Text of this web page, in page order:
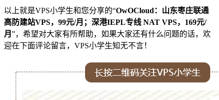
以上就是VPS小学生和您分享的“OwOCloud：山东枣庄联通
高防建站VPS，99元/月；深港IEPL专线 NAT VPS，169元/
月 ”，希望对大家有所帮助，如果大家还有什么问题的话，欢
迎在下面评论留言，VPS小学生知无不言！